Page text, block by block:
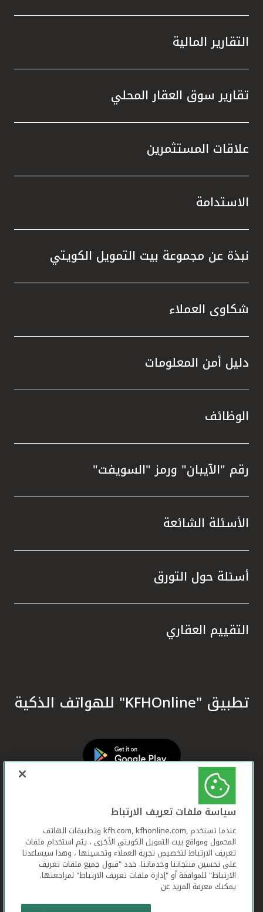
التقارير المالية
تقارير سوق العقار المحلي
علاقات المستثمرين
الاستدامة
نبذة عن مجموعة بيت التمويل الكويتي
شكاوى العملاء
دليل أمن المعلومات
الوظائف
رقم "الآيبان" ورمز "السويفت"
الأسئلة الشائعة
أسئلة حول التورق
التقييم العقاري
تطبيق "KFHOnline" للهواتف الذكية
سياسة ملفات تعريف الارتباط
عندما تستخدم ,kfh.com, kfhonline.com وتطبيقات الهاتف
المحمول ومواقع بيت التمويل الكويتي الأخرى ، يتم استخدام ملفات
تعريف الارتباط لتخصيص تجربة العملاء وتحسينها ، وهذا سيساعدنا
على تحسين منتجاتنا وخدماتنا. حدد "قبول جميع ملفات تعريف
الارتباط" للموافقة أو "إدارة ملفات تعريف الارتباط" لمراجعتها.
يمكنك معرفة المزيد عن